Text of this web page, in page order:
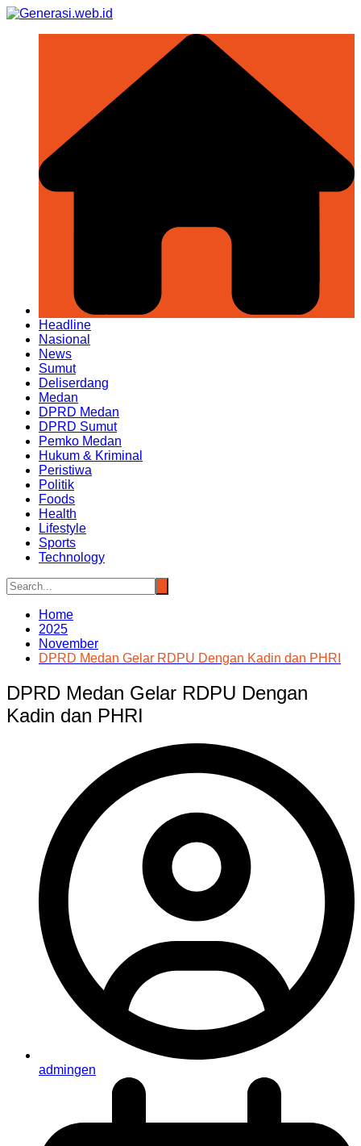
Skip
Headline
Nasional
News
Sumut
Deliserdang
Medan
DPRD Medan
DPRD Sumut
Pemko Medan
Hukum & Kriminal
Peristiwa
Politik
Foods
Health
Lifestyle
Sports
Technology
Home
2025
November
DPRD Medan Gelar RDPU Dengan Kadin dan PHRI
DPRD Medan Gelar RDPU Dengan
Kadin dan PHRI
admingen